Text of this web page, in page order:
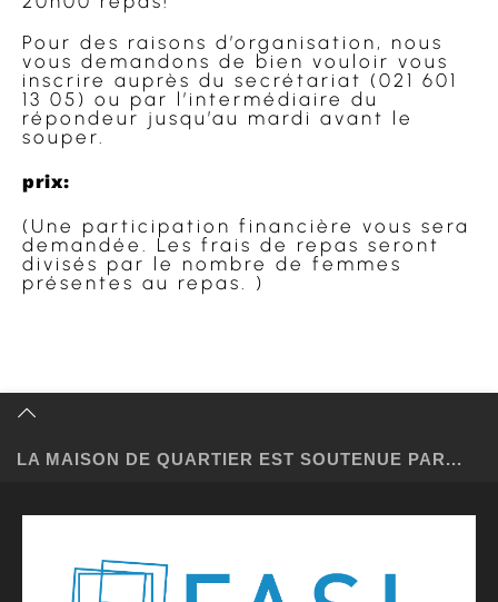
Pour des raisons d’organisation, nous
vous demandons de bien vouloir vous
inscrire auprès du secrétariat (021 601
13 05) ou par l’intermédiaire du
répondeur jusqu’au mardi avant le
souper.
prix:
(Une participation financière vous sera
demandée. Les frais de repas seront
divisés par le nombre de femmes
présentes au repas. )
LA MAISON DE QUARTIER EST SOUTENUE PAR...